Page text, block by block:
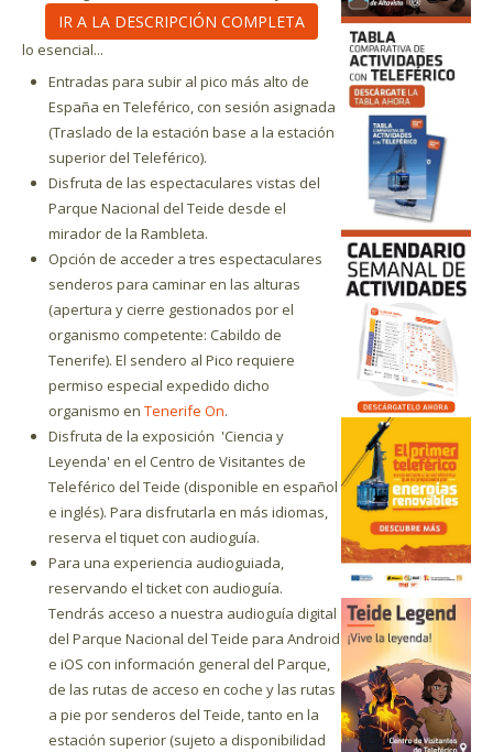
IR A LA DESCRIPCIÓN COMPLETA
lo esencial...
Entradas para subir al pico más alto de
España en Teleférico, con sesión asignada
(Traslado de la estación base a la estación
superior del Teleférico).
Disfruta de las espectaculares vistas del
Parque Nacional del Teide desde el
mirador de la Rambleta.
Opción de acceder a tres espectaculares
senderos para caminar en las alturas
(apertura y cierre gestionados por el
organismo competente: Cabildo de
Tenerife). El sendero al Pico requiere
permiso especial expedido dicho
organismo en Tenerife On.
Disfruta de la exposición 'Ciencia y
Leyenda' en el Centro de Visitantes de
Teleférico del Teide (disponible en español
e inglés). Para disfrutarla en más idiomas,
reserva el tiquet con audioguía.
Para una experiencia audioguiada,
reservando el ticket con audioguía.
Tendrás acceso a nuestra audioguía digital
del Parque Nacional del Teide para Android
e iOS con información general del Parque,
de las rutas de acceso en coche y las rutas
a pie por senderos del Teide, tanto en la
estación superior (sujeto a disponibilidad